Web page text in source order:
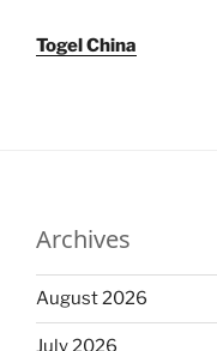
Togel China
Archives
August 2026
July 2026